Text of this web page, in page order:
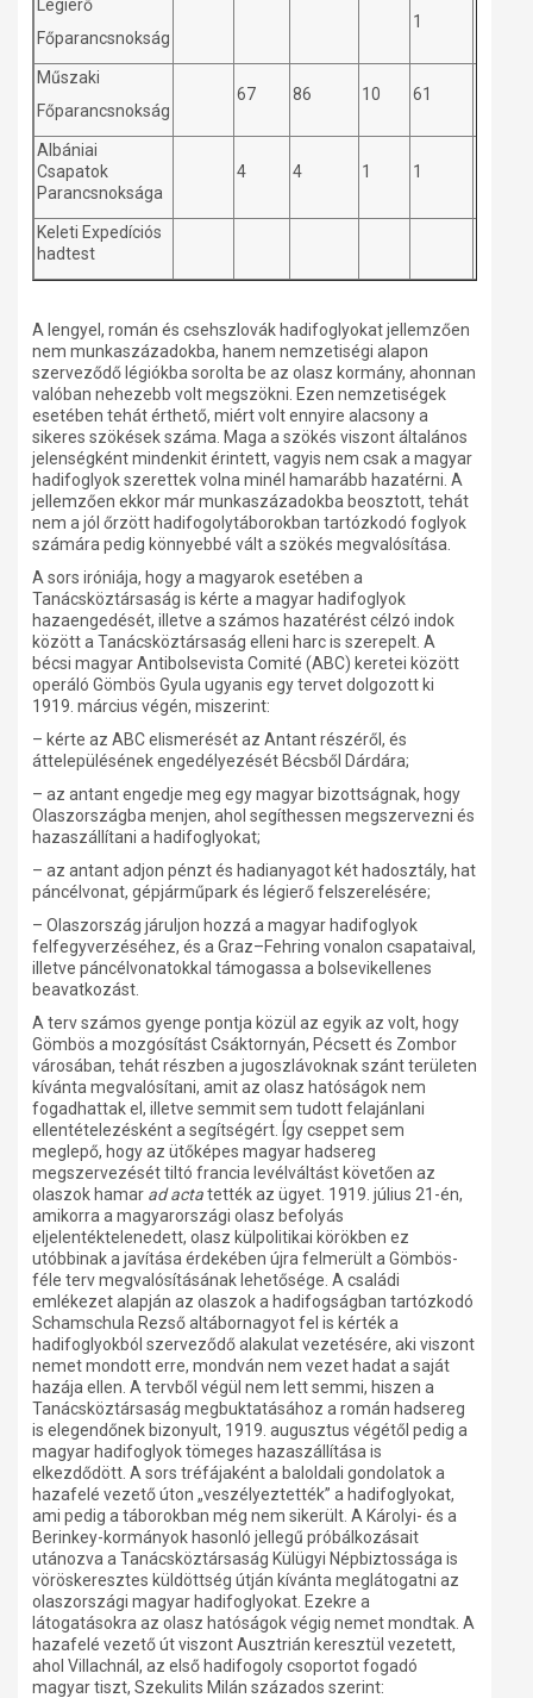
Légierő
Főparancsnokság
1
Műszaki
Főparancsnokság
67 86 10 61
Albániai
Csapatok
Parancsnoksága
4 4 1 1
Keleti Expedíciós
hadtest
A lengyel, román és csehszlovák hadifoglyokat jellemzően
nem munkaszázadokba, hanem nemzetiségi alapon
szerveződő légiókba sorolta be az olasz kormány, ahonnan
valóban nehezebb volt megszökni. Ezen nemzetiségek
esetében tehát érthető, miért volt ennyire alacsony a
sikeres szökések száma. Maga a szökés viszont általános
jelenségként mindenkit érintett, vagyis nem csak a magyar
hadifoglyok szerettek volna minél hamarább hazatérni. A
jellemzően ekkor már munkaszázadokba beosztott, tehát
nem a jól őrzött hadifogolytáborokban tartózkodó foglyok
számára pedig könnyebbé vált a szökés megvalósítása.
A sors iróniája, hogy a magyarok esetében a
Tanácsköztársaság is kérte a magyar hadifoglyok
hazaengedését, illetve a számos hazatérést célzó indok
között a Tanácsköztársaság elleni harc is szerepelt. A
bécsi magyar Antibolsevista Comité (ABC) keretei között
operáló Gömbös Gyula ugyanis egy tervet dolgozott ki
1919. március végén, miszerint:
– kérte az ABC elismerését az Antant részéről, és
áttelepülésének engedélyezését Bécsből Dárdára;
– az antant engedje meg egy magyar bizottságnak, hogy
Olaszországba menjen, ahol segíthessen megszervezni és
hazaszállítani a hadifoglyokat;
– az antant adjon pénzt és hadianyagot két hadosztály, hat
páncélvonat, gépjárműpark és légierő felszerelésére;
– Olaszország járuljon hozzá a magyar hadifoglyok
felfegyverzéséhez, és a Graz–Fehring vonalon csapataival,
illetve páncélvonatokkal támogassa a bolsevikellenes
beavatkozást.
A terv számos gyenge pontja közül az egyik az volt, hogy
Gömbös a mozgósítást Csáktornyán, Pécsett és Zombor
városában, tehát részben a jugoszlávoknak szánt területen
kívánta megvalósítani, amit az olasz hatóságok nem
fogadhattak el, illetve semmit sem tudott felajánlani
ellentételezésként a segítségért. Így cseppet sem
meglepő, hogy az ütőképes magyar hadsereg
megszervezését tiltó francia levélváltást követően az
olaszok hamar ad actatették az ügyet. 1919. július 21-én,
amikorra a magyarországi olasz befolyás
eljelentéktelenedett, olasz külpolitikai körökben ez
utóbbinak a javítása érdekében újra felmerült a Gömbös-
féle terv megvalósításának lehetősége. A családi
emlékezet alapján az olaszok a hadifogságban tartózkodó
Schamschula Rezső altábornagyot fel is kérték a
hadifoglyokból szerveződő alakulat vezetésére, aki viszont
nemet mondott erre, mondván nem vezet hadat a saját
hazája ellen. A tervből végül nem lett semmi, hiszen a
Tanácsköztársaság megbuktatásához a román hadsereg
is elegendőnek bizonyult, 1919. augusztus végétől pedig a
magyar hadifoglyok tömeges hazaszállítása is
elkezdődött. A sors tréfájaként a baloldali gondolatok a
hazafelé vezető úton „veszélyeztették” a hadifoglyokat,
ami pedig a táborokban még nem sikerült. A Károlyi- és a
Berinkey-kormányok hasonló jellegű próbálkozásait
utánozva a Tanácsköztársaság Külügyi Népbiztossága is
vöröskeresztes küldöttség útján kívánta meglátogatni az
olaszországi magyar hadifoglyokat. Ezekre a
látogatásokra az olasz hatóságok végig nemet mondtak. A
hazafelé vezető út viszont Ausztrián keresztül vezetett,
ahol Villachnál, az első hadifogoly csoportot fogadó
magyar tiszt, Szekulits Milán százados szerint: